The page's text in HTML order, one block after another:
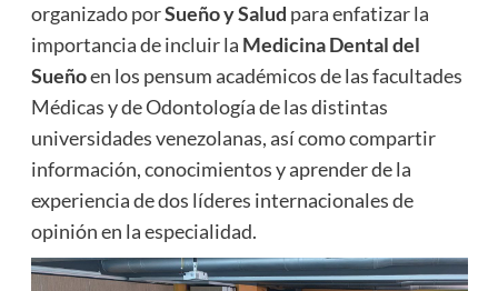
organizado porSueño y Salud para enfatizar la
importancia de incluir la Medicina Dental del
Sueñoen los pensum académicos de las facultades
Médicas y de Odontología de las distintas
universidades venezolanas, así como compartir
información, conocimientos y aprender de la
experiencia de dos líderes internacionales de
opinión en la especialidad.